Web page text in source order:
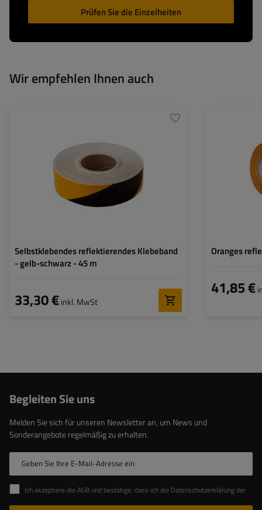
Prüfen Sie die Einzelheiten
Wir empfehlen Ihnen auch
Selbstklebendes reflektierendes Klebeband
- gelb-schwarz - 45 m
33,30 €inkl. MwSt
Oranges
41,85 €
Begleiten Sie uns
Melden Sie sich für unseren Newsletter an, um News und
Sonderangebote regelmäßig zu erhalten.
Geben Sie Ihre E-Mail-Adresse ein
Ich akzeptiere die AGB und bestätige, dass ich die Datenschutzerklärung der Website zur Kenntnis genommen habe